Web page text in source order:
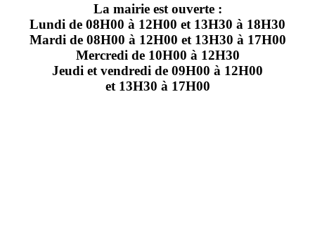
La mairie est ouverte :
Lundi de 08H00 à 12H00 et 13H30 à 18H30
Mardi de 08H00 à 12H00 et 13H30 à 17H00
Mercredi de 10H00 à 12H30
Jeudi et vendredi de 09H00 à 12H00
et 13H30 à 17H00